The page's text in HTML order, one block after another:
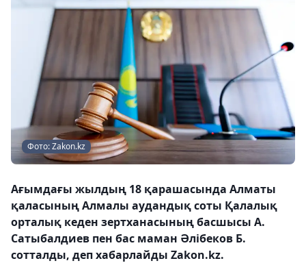
Фото: Zakon.kz
Ағымдағы жылдың 18 қарашасында Алматы
қаласының Алмалы аудандық соты Қалалық
орталық кеден зертханасының басшысы А.
Сатыбалдиев пен бас маман Әлібеков Б.
сотталды, деп хабарлайды Zakon.kz.